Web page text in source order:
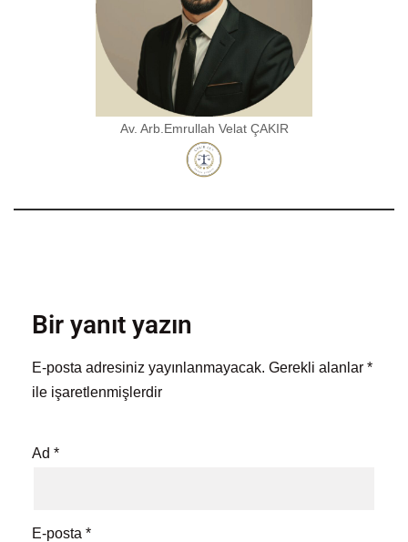
Av. Arb.Emrullah Velat ÇAKIR
Bir yanıt yazın
E-posta adresiniz yayınlanmayacak. Gerekli alanlar *
ile işaretlenmişlerdir
Ad *
E-posta *